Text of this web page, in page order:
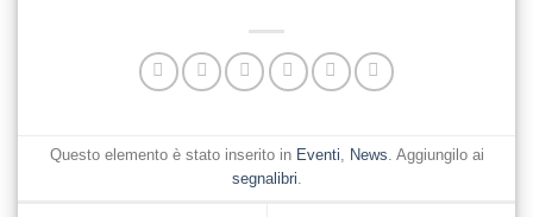
Questo elemento è stato inserito in Eventi, News. Aggiungilo ai
segnalibri.